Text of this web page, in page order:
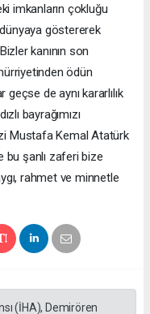
imkanların çokluğu
göstererek
kanının son
ödün
geçse de aynı kararlılık
bayrağımızı
Mustafa Kemal Atatürk
bu şanlı zaferi bize
rahmet ve minnetle
(İHA), Demirören